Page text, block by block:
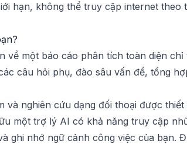
hạn, không thể truy cập internet theo
một báo cáo phân tích toàn diện
câu hỏi phụ, đào sâu vấn đề, tổng
nghiên cứu dạng đối thoại được
một trợ lý AI có khả năng truy cập
ghi nhớ ngữ cảnh công việc của bạn.